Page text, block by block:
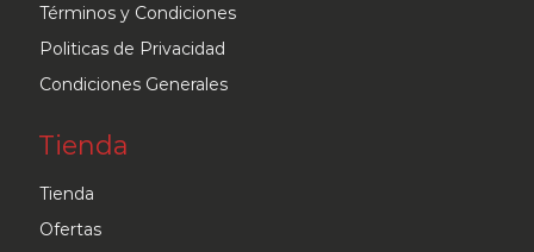
Términos y Condiciones
Politicas de Privacidad
Condiciones Generales
Tienda
Tienda
Ofertas